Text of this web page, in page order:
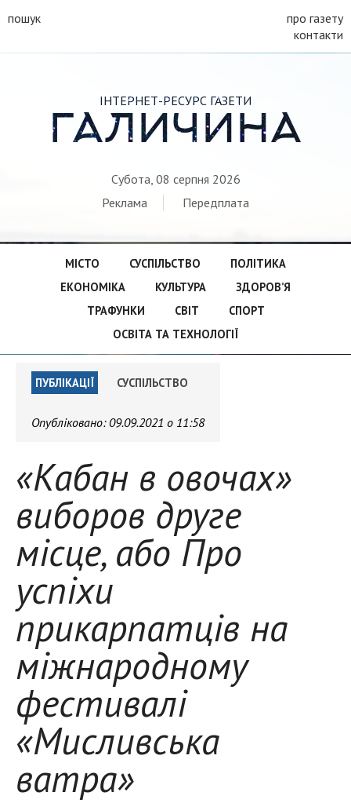
пошук
про газету
контакти
ІНТЕРНЕТ-РЕСУРС ГАЗЕТИ
ГАЛИЧИНА
Субота, 08 серпня 2026
Реклама
Передплата
МІСТО СУСПІЛЬСТВО
ПОЛІТИКА
ЕКОНОМІКА
КУЛЬТУРА
ЗДОРОВ’Я
ТРАФУНКИ
СВІТ
СПОРТ
ОСВІТА ТА ТЕХНОЛОГІЇ
ПУБЛІКАЦІЇ СУСПІЛЬСТВО
Опубліковано: 09.09.2021 о 11:58
«Кабан в овочах»
виборов друге
місце, або Про
успіхи
прикарпатців на
міжнародному
фестивалі
«Мисливська
ватра»